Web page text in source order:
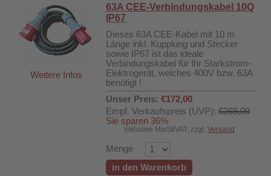
Weitere Infos
63A CEE-Verbindungskabel 10Q
IP67
Dieses 63A CEE-Kabel mit 10 m
Länge inkl. Kupplung und Stecker
sowie IP67 ist das ideale
Verbindungskabel für Ihr Starkstrom-
Elektrogerät, welches 400V bzw. 63A
benötigt !
Unser Preis: €172,00
Empf. Verkaufspreis (UVP): €269,00
Sie sparen 36%
inklusive MwSt/VAT, zzgl. Versand
Menge
in den Warenkorb